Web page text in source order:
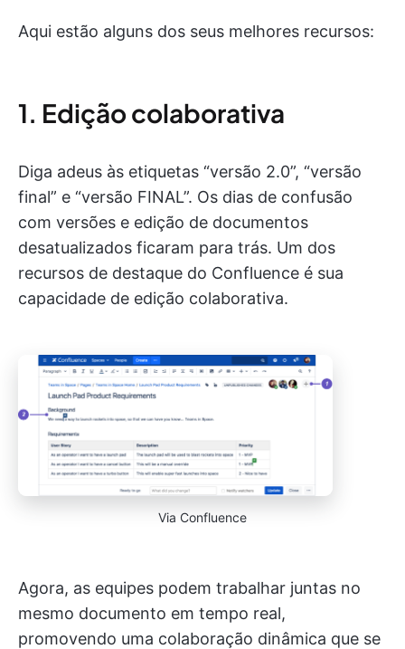
Aqui estão alguns dos seus melhores recursos:
1. Edição colaborativa
Diga adeus às etiquetas “versão 2.0”, “versão
final” e “versão FINAL”. Os dias de confusão
com versões e edição de documentos
desatualizados ficaram para trás. Um dos
recursos de destaque do Confluence é sua
capacidade de edição colaborativa.
Via Confluence
Agora, as equipes podem trabalhar juntas no
mesmo documento em tempo real,
promovendo uma colaboração dinâmica que se